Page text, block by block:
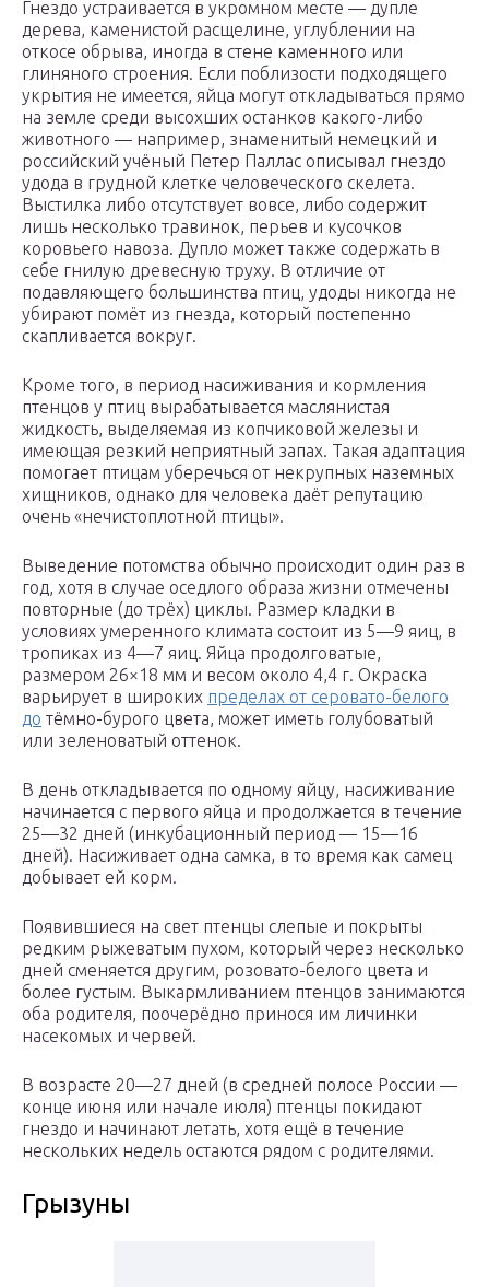
Гнездо устраивается в укромном месте — дупле
дерева, каменистой расщелине, углублении на
откосе обрыва, иногда в стене каменного или
глиняного строения. Если поблизости подходящего
укрытия не имеется, яйца могут откладываться прямо
на земле среди высохших останков какого-либо
животного — например, знаменитый немецкий и
российский учёный Петер Паллас описывал гнездо
удода в грудной клетке человеческого скелета.
Выстилка либо отсутствует вовсе, либо содержит
лишь несколько травинок, перьев и кусочков
коровьего навоза. Дупло может также содержать в
себе гнилую древесную труху. В отличие от
подавляющего большинства птиц, удоды никогда не
убирают помёт из гнезда, который постепенно
скапливается вокруг.
Кроме того, в период насиживания и кормления
птенцов у птиц вырабатывается маслянистая
жидкость, выделяемая из копчиковой железы и
имеющая резкий неприятный запах. Такая адаптация
помогает птицам уберечься от некрупных наземных
хищников, однако для человека даёт репутацию
очень «нечистоплотной птицы».
Выведение потомства обычно происходит один раз в
год, хотя в случае оседлого образа жизни отмечены
повторные (до трёх) циклы. Размер кладки в
условиях умеренного климата состоит из 5—9 яиц, в
тропиках из 4—7 яиц. Яйца продолговатые,
размером 26×18 мм и весом около 4,4 г. Окраска
варьирует в широких пределах от серовато-белого
до тёмно-бурого цвета, может иметь голубоватый
или зеленоватый оттенок.
В день откладывается по одному яйцу, насиживание
начинается с первого яйца и продолжается в течение
25—32 дней (инкубационный период — 15—16
дней). Насиживает одна самка, в то время как самец
добывает ей корм.
Появившиеся на свет птенцы слепые и покрыты
редким рыжеватым пухом, который через несколько
дней сменяется другим, розовато-белого цвета и
более густым. Выкармливанием птенцов занимаются
оба родителя, поочерёдно принося им личинки
насекомых и червей.
В возрасте 20—27 дней (в средней полосе России —
конце июня или начале июля) птенцы покидают
гнездо и начинают летать, хотя ещё в течение
нескольких недель остаются рядом с родителями.
Грызуны